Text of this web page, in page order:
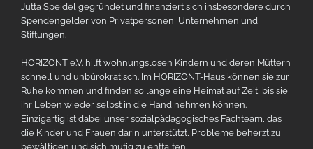
Jutta Speidel gegründet und finanziert sich insbesondere durch
Spendengelder von Privatpersonen, Unternehmen und
Stiftungen.
HORIZONT e.V. hilft wohnungslosen Kindern und deren Müttern
schnell und unbürokratisch. Im HORIZONT-Haus können sie zur
Ruhe kommen und finden so lange eine Heimat auf Zeit, bis sie
ihr Leben wieder selbst in die Hand nehmen können.
Einzigartig ist dabei unser sozialpädagogisches Fachteam, das
die Kinder und Frauen darin unterstützt, Probleme beherzt zu
bewältigen und sich mutig zu entfalten.